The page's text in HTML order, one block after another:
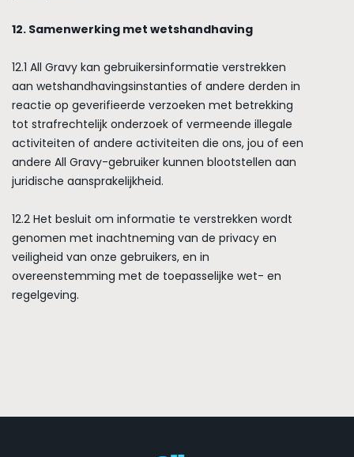
12. Samenwerking met wetshandhaving
12.1 All Gravy kan gebruikersinformatie verstrekken
aan wetshandhavingsinstanties of andere derden in
reactie op geverifieerde verzoeken met betrekking
tot strafrechtelijk onderzoek of vermeende illegale
activiteiten of andere activiteiten die ons, jou of een
andere All Gravy-gebruiker kunnen blootstellen aan
juridische aansprakelijkheid.
12.2 Het besluit om informatie te verstrekken wordt
genomen met inachtneming van de privacy en
veiligheid van onze gebruikers, en in
overeenstemming met de toepasselijke wet- en
regelgeving.